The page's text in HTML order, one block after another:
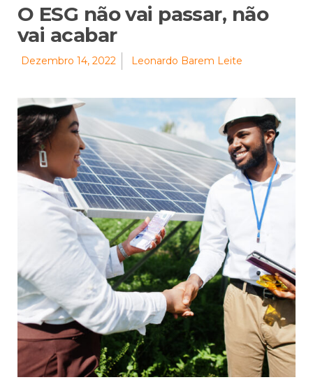
O ESG não vai passar, não
vai acabar
Dezembro 14, 2022 Leonardo Barem Leite